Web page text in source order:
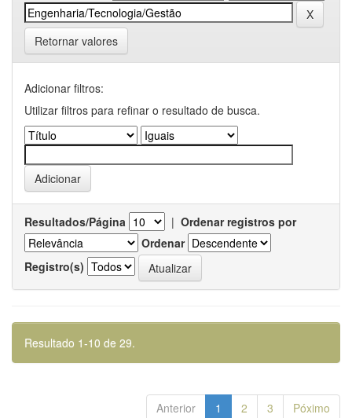
Retornar valores
Adicionar filtros:
Utilizar filtros para refinar o resultado de busca.
Resultados/Página | Ordenar registros por
Ordenar
Registro(s)
Resultado 1-10 de 29.
Anterior 1 2 3 Póximo